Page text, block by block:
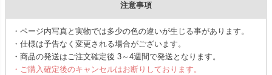
注意事項
・ページ内写真と実物では多少の色の違いが生じる事があります。
・仕様は予告なく変更される場合がございます。
・商品の発送はご注文確定後 3～4週間で発送となります。
・ご購入確定後のキャンセルはお断りしております。